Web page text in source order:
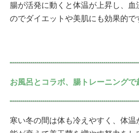
腸が活発に動くと体温が上昇し、血
のでダイエットや美肌にも効果的で
お風呂とコラボ、腸トレーニングで
寒い冬の間は体も冷えやすく、体